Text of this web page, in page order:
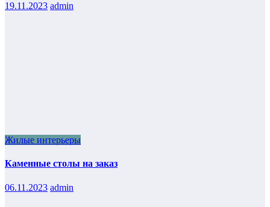
19.11.2023 admin
Жилые интерьеры
Каменные столы на заказ
06.11.2023 admin